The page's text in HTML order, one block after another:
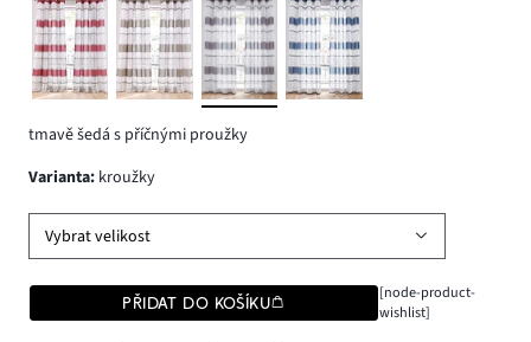
tmavě šedá s příčnými proužky
varianta: kroužky
Vybrat velikost
PŘIDAT DO KOŠÍKU
[node-product-
wishlist]